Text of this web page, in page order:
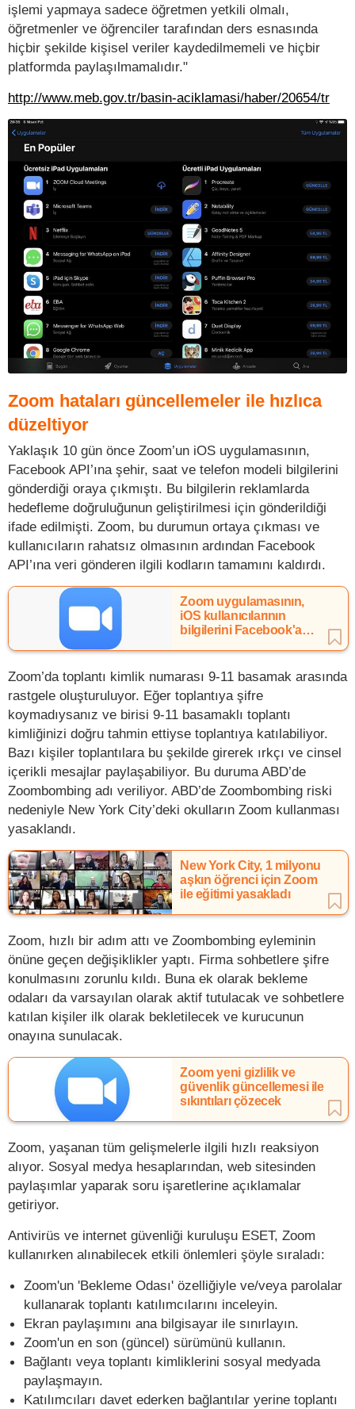
işlemi yapmaya sadece öğretmen yetkili olmalı,
öğretmenler ve öğrenciler tarafından ders esnasında
hiçbir şekilde kişisel veriler kaydedilmemeli ve hiçbir
platformda paylaşılmamalıdır."
http://www.meb.gov.tr/basin-aciklamasi/haber/20654/tr
Zoom hataları güncellemeler ile hızlıca
düzeltiyor
Yaklaşık 10 gün önce Zoom’un iOS uygulamasının,
Facebook API’ına şehir, saat ve telefon modeli bilgilerini
gönderdiği oraya çıkmıştı. Bu bilgilerin reklamlarda
hedefleme doğruluğunun geliştirilmesi için gönderildiği
ifade edilmişti. Zoom, bu durumun ortaya çıkması ve
kullanıcıların rahatsız olmasının ardından Facebook
API’ına veri gönderen ilgili kodların tamamını kaldırdı.
Zoom uygulamasının,
iOS kullanıcılarının
bilgilerini Facebook'a
Zoom’da toplantı kimlik numarası 9-11 basamak arasında
rastgele oluşturuluyor. Eğer toplantıya şifre
koymadıysanız ve birisi 9-11 basamaklı toplantı
kimliğinizi doğru tahmin ettiyse toplantıya katılabiliyor.
Bazı kişiler toplantılara bu şekilde girerek ırkçı ve cinsel
içerikli mesajlar paylaşabiliyor. Bu duruma ABD’de
Zoombombing adı veriliyor. ABD’de Zoombombing riski
nedeniyle New York City’deki okulların Zoom kullanması
yasaklandı.
New York City, 1 milyonu
aşkın öğrenci için Zoom
ile eğitimi yasakladı
Zoom, hızlı bir adım attı ve Zoombombing eyleminin
önüne geçen değişiklikler yaptı. Firma sohbetlere şifre
konulmasını zorunlu kıldı. Buna ek olarak bekleme
odaları da varsayılan olarak aktif tutulacak ve sohbetlere
katılan kişiler ilk olarak bekletilecek ve kurucunun
onayına sunulacak.
Zoom yeni gizlilik ve
güvenlik güncellemesi ile
sıkıntıları çözecek
Zoom, yaşanan tüm gelişmelerle ilgili hızlı reaksiyon
alıyor. Sosyal medya hesaplarından, web sitesinden
paylaşımlar yaparak soru işaretlerine açıklamalar
getiriyor.
Antivirüs ve internet güvenliği kuruluşu ESET, Zoom
kullanırken alınabilecek etkili önlemleri şöyle sıraladı:
Zoom'un 'Bekleme Odası' özelliğiyle ve/veya parolalar
kullanarak toplantı katılımcılarını inceleyin.
Ekran paylaşımını ana bilgisayar ile sınırlayın.
Zoom'un en son (güncel) sürümünü kullanın.
Bağlantı veya toplantı kimliklerini sosyal medyada
paylaşmayın.
Katılımcıları davet ederken bağlantılar yerine toplantı